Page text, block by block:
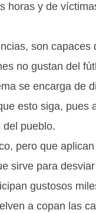
horas y de
son
no gustan del
se encarga de
esto siga,
pueblo.
pero que
sirve para
gustosos
a copan las